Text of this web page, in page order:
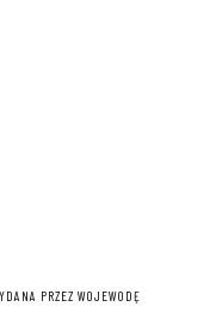
PRZEZ WOJEWODĘ